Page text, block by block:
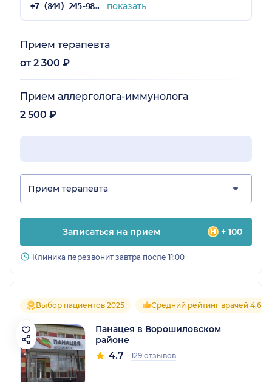
+7 (844) 245-98-04 показать
Прием терапевта
от 2 300 ₽
Прием аллерголога-иммунолога
2 500 ₽
Прием терапевта
Записаться на прием + 100
Клиника перезвонит завтра после 11:00
Выбор пациентов 2025 Средний рейтинг врачей 4.6
Панацея в Ворошиловском
районе
4.7 129 отзывов